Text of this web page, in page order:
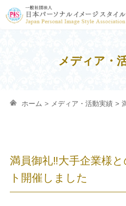
メディア・
ホーム > メディア・活動実績 >
満員御礼‼大手企業様
ト開催しました